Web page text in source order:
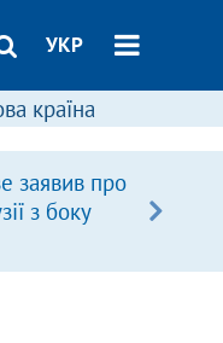
УКР
країна
заявив про
з боку